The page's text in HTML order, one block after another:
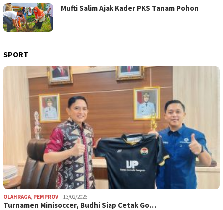
Mufti Salim Ajak Kader PKS Tanam Pohon
SPORT
OLAHRAGA PEMPROV 13/02/2026
Turnamen Minisoccer, Budhi Siap Cetak Go…